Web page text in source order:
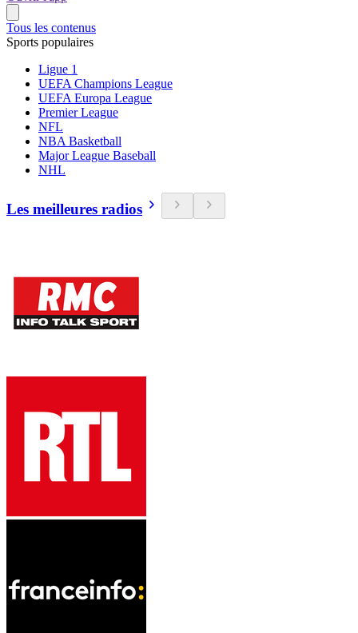
Tous les contenus
Sports populaires
Ligue 1
UEFA Champions League
UEFA Europa League
Premier League
NFL
NBA Basketball
Major League Baseball
NHL
Les meilleures radios